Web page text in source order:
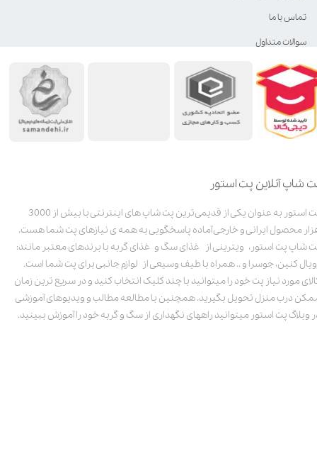
شاپ آنلاین پت استور
پت استور به عنوان یکی از قدیمی‌ترین پت شاپ های اینترنتی با بیش از 3000
محصول ایرانی و خارجی آماده پاسخگویی به همه ی نیازهای پت شما هست.
شاپ پت استور، ویترینی از غذای سگ و غذای گربه با برندهای معتبر مانند:
کنین، جوسرا و .. همراه با طیف وسیعی از لوازم جانبی برای پت شما است.
مورد نیاز پت خود را میتوانید با چند کلیک انتخاب کنید و در سریع ترین زمان
درب منزل تحویل بگیرید. همچنین با مطالعه مطالب و ویدیوهای آموزشی
وبلاگ پت استور میتوانید راههای نگهداری از سگ و گربه خود را آموزش ببینید.
تماس با ما
سوالات متداول